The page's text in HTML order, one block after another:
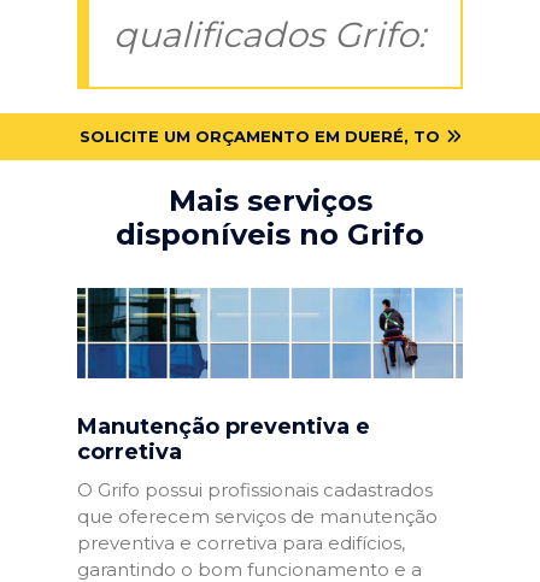
qualificados Grifo:
SOLICITE UM ORÇAMENTO EM DUERÉ, TO
Mais serviços
disponíveis no Grifo
Manutenção preventiva e
corretiva
O Grifo possui profissionais cadastrados
que oferecem serviços de manutenção
preventiva e corretiva para edifícios,
garantindo o bom funcionamento e a